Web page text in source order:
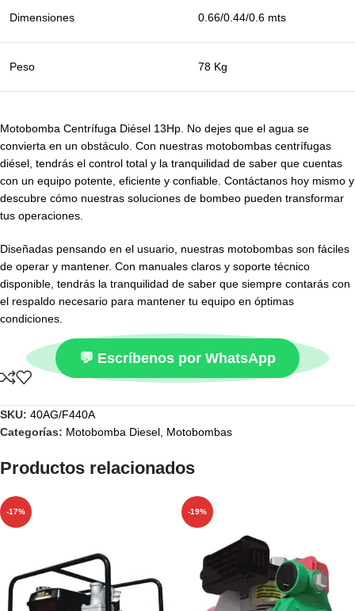
Dimensiones 0.66/0.44/0.6 mts
Peso 78 Kg
Motobomba Centrífuga Diésel 13Hp. No dejes que el agua se
convierta en un obstáculo. Con nuestras motobombas centrífugas
diésel, tendrás el control total y la tranquilidad de saber que cuentas
con un equipo potente, eficiente y confiable. Contáctanos hoy mismo y
descubre cómo nuestras soluciones de bombeo pueden transformar
tus operaciones.
Diseñadas pensando en el usuario, nuestras motobombas son fáciles
de operar y mantener. Con manuales claros y soporte técnico
disponible, tendrás la tranquilidad de saber que siempre contarás con
el respaldo necesario para mantener tu equipo en óptimas
condiciones.
💬 Escríbenos por WhatsApp
SKU: 40AG/F440A
Categorías: Motobomba Diesel, Motobombas
Productos relacionados
-17% -19%